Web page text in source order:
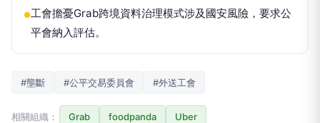
●工會擔憂Grab跨境資料治理模式涉及國安風險，要求公
平會納入評估。
#壟斷 #公平交易委員會 #外送工會
相關組織： Grab foodpanda Uber